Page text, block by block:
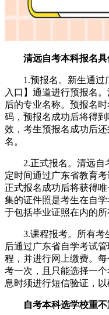
清远自考本科报名具
1.预报名。新生通过
入口】通道进行预报名
后的专业名称。预报名
码，预报名成功后将得
效，考生预报名成功后
名。
2.正式报名。清远自
定时间通过广东省教育
正式报名成功后将获得
集的证件照是考生在自
于包括毕业证照在内的所
3.课程报考。所有考
后通过广东省自学考试
程，并进行网上缴费。
考一次，且只能选择一
息时须进行短信验证，以
自考本科选学校重不